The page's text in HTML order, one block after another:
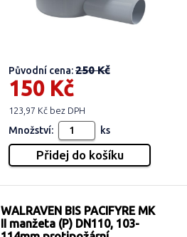
Původní cena:250 Kč
150 Kč
123,97 Kč bez DPH
Množství: ks
WALRAVEN BIS PACIFYRE MK
II manžeta (P) DN110, 103-